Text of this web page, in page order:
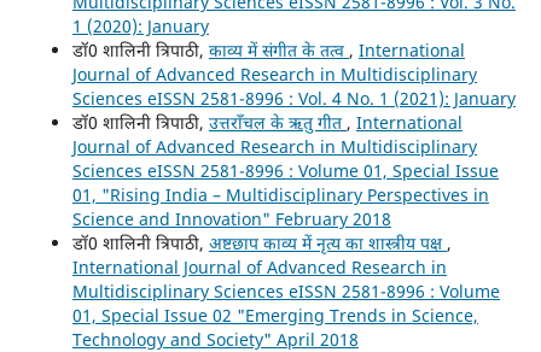
1 (2020): January
डॉ0 शालिनी त्रिपाठी, काव्य में संगीत के तत्व , International
Journal of Advanced Research in Multidisciplinary
Sciences eISSN 2581-8996 : Vol. 4 No. 1 (2021): January
डॉ0 शालिनी त्रिपाठी, उत्तराँचल के ऋतु गीत , International
Journal of Advanced Research in Multidisciplinary
Sciences eISSN 2581-8996 : Volume 01, Special Issue
01, "Rising India – Multidisciplinary Perspectives in
Science and Innovation" February 2018
डॉ0 शालिनी त्रिपाठी, अष्टछाप काव्य में नृत्य का शास्त्रीय पक्ष ,
International Journal of Advanced Research in
Multidisciplinary Sciences eISSN 2581-8996 : Volume
01, Special Issue 02 "Emerging Trends in Science,
Technology and Society" April 2018